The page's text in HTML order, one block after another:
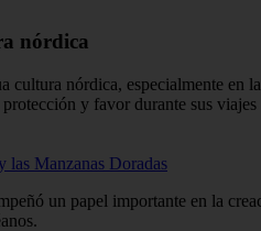
nórdica
cultura nórdica, especialmente en
y favor durante sus viajes
las Manzanas Doradas
un papel importante en la